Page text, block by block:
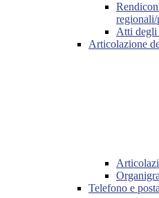
Atti degli
Articolazione
Telefono e